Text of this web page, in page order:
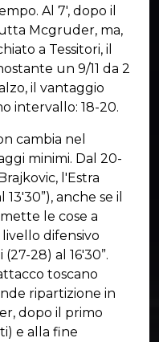
Al 7', dopo il
Mcgruder, ma,
a Tessitori, il
un 9/11 da 2
il vantaggio
intervallo: 18-20.
cambia nel
minimi. Dal 20-
l'Estra
anche se il
le cose a
difensivo
28) al 16'30”.
toscano
ripartizione in
dopo il primo
e alla fine